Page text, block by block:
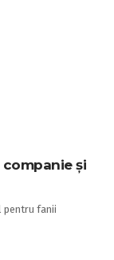
și
pentru fanii